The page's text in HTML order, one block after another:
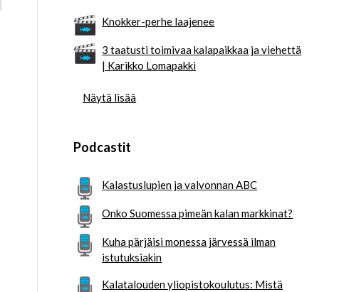
Knokker-perhe laajenee
3 taatusti toimivaa kalapaikkaa ja viehettä
| Karikko Lomapakki
Näytä lisää
Podcastit
Kalastuslupien ja valvonnan ABC
Onko Suomessa pimeän kalan markkinat?
Kuha pärjäisi monessa järvessä ilman
istutuksiakin
Kalatalouden yliopistokoulutus: Mistä